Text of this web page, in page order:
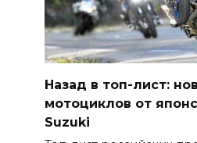
Назад в топ-лист:
мотоциклов от
Suzuki